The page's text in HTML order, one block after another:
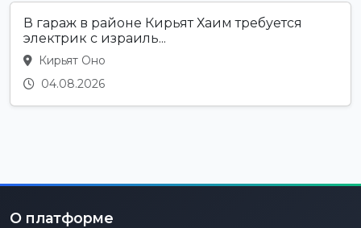
В гараж в районе Кирьят Хаим требуется
электрик с израиль...
Кирьят Оно
04.08.2026
О платформе